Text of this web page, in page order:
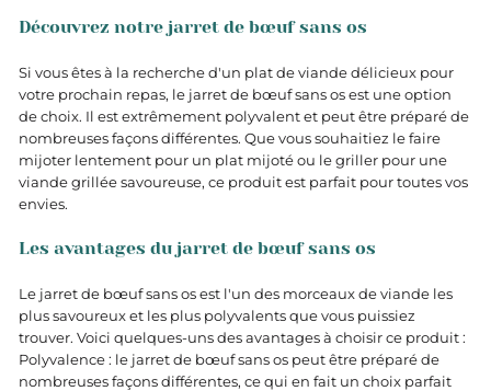
Découvrez notre jarret de bœuf sans os
Si vous êtes à la recherche d'un plat de viande délicieux pour
votre prochain repas, le jarret de bœuf sans os est une option
de choix. Il est extrêmement polyvalent et peut être préparé de
nombreuses façons différentes. Que vous souhaitiez le faire
mijoter lentement pour un plat mijoté ou le griller pour une
viande grillée savoureuse, ce produit est parfait pour toutes vos
envies.
Les avantages du jarret de bœuf sans os
Le jarret de bœuf sans os est l'un des morceaux de viande les
plus savoureux et les plus polyvalents que vous puissiez
trouver. Voici quelques-uns des avantages à choisir ce produit :
Polyvalence : le jarret de bœuf sans os peut être préparé de
nombreuses façons différentes, ce qui en fait un choix parfait